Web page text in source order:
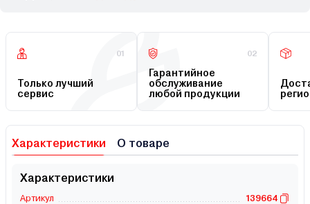
01
Только лучший
сервис
02
Гарантийное
обслуживание
любой продукции
Характеристики О товаре
Характеристики
Артикул
139664